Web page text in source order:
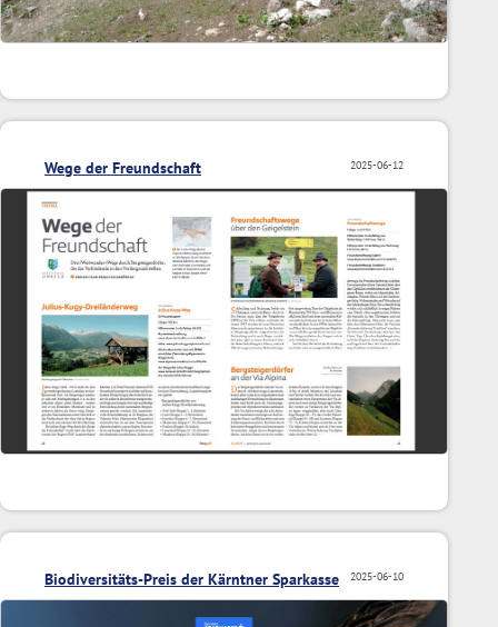
2025-06-12
Wege der Freundschaft
2025-06-10
Biodiversitäts-Preis der Kärntner Sparkasse